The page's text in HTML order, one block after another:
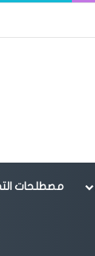
مصطلحات